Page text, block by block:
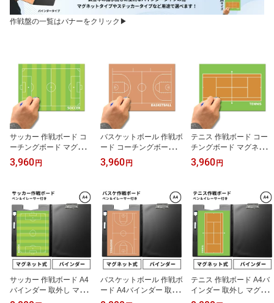
作戦盤の一覧はバナーをクリック▶︎
サッカー 作戦ボード コ
ーチングボード マグネッ
トシート A4 200x280m
m 日本製[マグネットボー
監督 コーチ 先生 顧問 お
礼 卒業 卒団 誕生日 記念
記念品 サッカーグッズ
贈り物
3,960円
バスケットボール 作戦ボ
ード コーチングボード
マグネットシート A4 20
0x280mm 日本製[ホワイ
戦 ボード プレゼント ギ
フト 先生 コーチ 顧問 監
督 バスケットボールグッ
ズ バスケ グッズ 用品 日
本製鉄板
3,960円
テニス 作戦ボード コー
チングボード マグネット
シート A4 200x280mm
日本製[ホワイトボード
ド プレゼント ギフト 監
督 コーチ 先生 顧問 お礼
卒業 卒団 誕生日 記念 記
念品 用品
3,960円
サッカー 作戦ボード A4
バインダー 取外し マグ
ネットシート 日本製 戦
バスケットボール 作戦ボ
ード A4バインダー 取外
し マグネットシート 日
テニス 作戦ボード A4バ
インダー 取外し マグネ
ットシート 日本製 戦略